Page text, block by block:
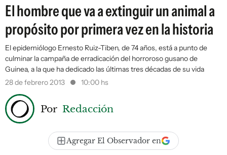
El hombre que va a extinguir un animal a
propósito por primera vez en la historia
El epidemiólogo Ernesto Ruiz-Tiben, de 74 años, está a punto de
culminar la campaña de erradicación del horroroso gusano de
Guinea, a la que ha dedicado las últimas tres décadas de su vida
28 de febrero 2013
10:00 hs
Por Redacción
Agregar El Observador en